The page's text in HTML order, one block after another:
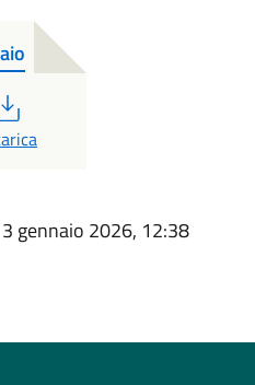
gennaio 2026, 12:38